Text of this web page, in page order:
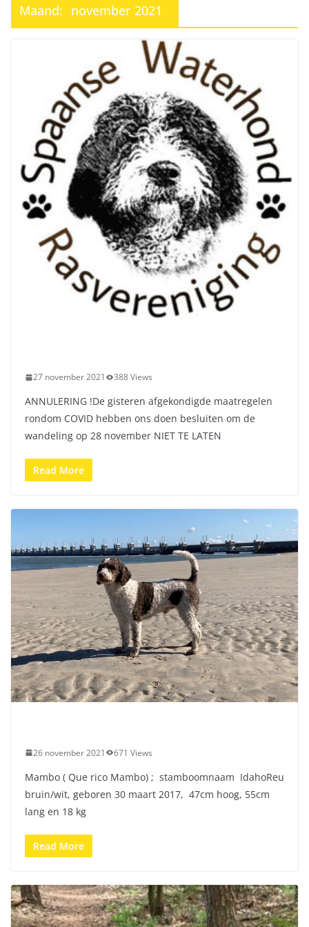
Maand: november 2021
27 november 2021 388 Views
ANNULERING !De gisteren afgekondigde maatregelen
rondom COVID hebben ons doen besluiten om de
wandeling op 28 november NIET TE LATEN
Read More
26 november 2021 671 Views
Mambo ( Que rico Mambo) ; stamboomnaam IdahoReu
bruin/wit, geboren 30 maart 2017, 47cm hoog, 55cm
lang en 18 kg
Read More